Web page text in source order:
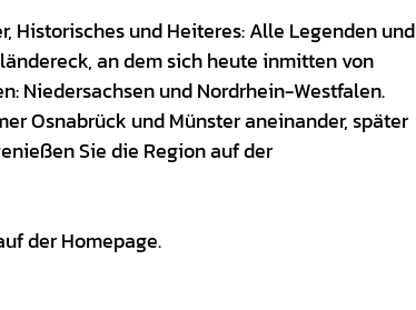
Historisches und Heiteres: Alle Legenden und
an dem sich heute inmitten von
Niedersachsen und Nordrhein-Westfalen.
Osnabrück und Münster aneinander, später
Sie die Region auf der
der Homepage.